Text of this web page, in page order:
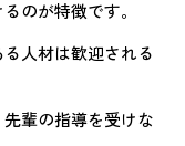
のが特徴です。
人材は歓迎される
輩の指導を受けな